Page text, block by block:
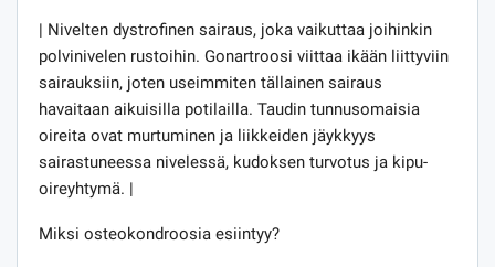
| Nivelten dystrofinen sairaus, joka vaikuttaa joihinkin
polvinivelen rustoihin. Gonartroosi viittaa ikään liittyviin
sairauksiin, joten useimmiten tällainen sairaus
havaitaan aikuisilla potilailla. Taudin tunnusomaisia ​​
oireita ovat murtuminen ja liikkeiden jäykkyys
sairastuneessa nivelessä, kudoksen turvotus ja kipu-
oireyhtymä. |
Miksi osteokondroosia esiintyy?